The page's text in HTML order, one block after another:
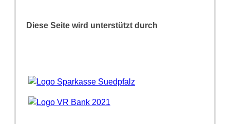
Diese Seite wird unterstützt durch